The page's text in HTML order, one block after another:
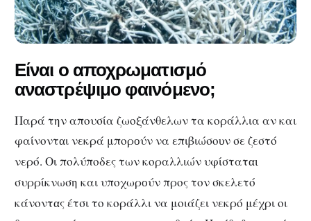
Είναι ο αποχρωματισμό
αναστρέψιμο φαινόμενο;
Παρά την απουσία ζωοξάνθελων τα κοράλλια αν και
φαίνονται νεκρά μπορούν να επιβιώσουν σε ζεστό
νερό. Οι πολύποδες των κοραλλιών υφίσταται
συρρίκνωση και υποχωρούν προς τον σκελετό
κάνοντας έτσι το κοράλλι να μοιάζει νεκρό μέχρι οι